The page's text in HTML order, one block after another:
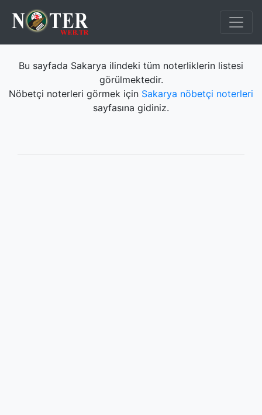
Bu sayfada Sakarya ilindeki tüm noterliklerin listesi
görülmektedir.
Nöbetçi noterleri görmek için Sakarya nöbetçi noterleri
sayfasına gidiniz.